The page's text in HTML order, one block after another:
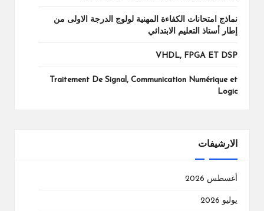
نماذج امتحانات الكفاءة المهنية لولوج الدرجة الاولى من
إطار أستاذ التعليم الابتدائي
VHDL, FPGA ET DSP
Traitement De Signal, Communication Numérique et
Logic
الارشيفات
أغسطس 2026
يوليو 2026